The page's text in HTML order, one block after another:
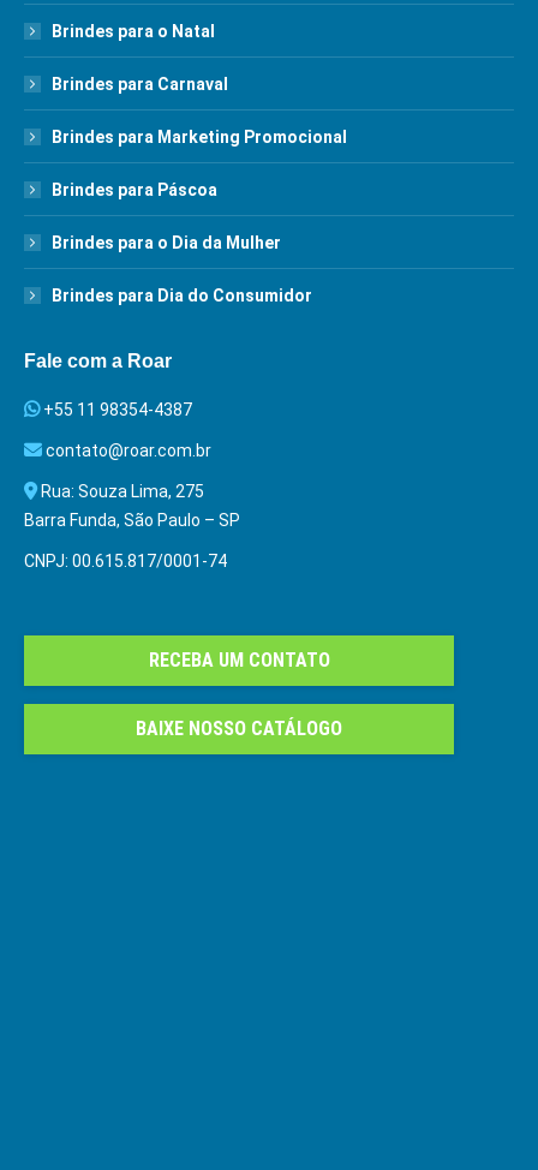
Brindes para o Natal
Brindes para Carnaval
Brindes para Marketing Promocional
Brindes para Páscoa
Brindes para o Dia da Mulher
Brindes para Dia do Consumidor
Fale com a Roar
+55 11 98354-4387
contato@roar.com.br
Rua: Souza Lima, 275
Barra Funda, São Paulo – SP
CNPJ: 00.615.817/0001-74
RECEBA UM CONTATO
BAIXE NOSSO CATÁLOGO